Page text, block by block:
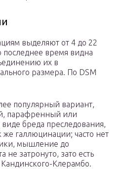
выделяют от 4 до 22
время видна
их в
размера. По DSM
популярный вариант,
парафренный или
бреда преследования,
же галлюцинации; часто нет
мышление до
не затронуто, зато есть
Клерамбо.